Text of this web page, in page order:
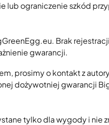
lub ograniczenie szkód
Brak
gwarancji.
prosimy o kontakt z
dożywotniej gwarancji
tylko dla wygody i nie